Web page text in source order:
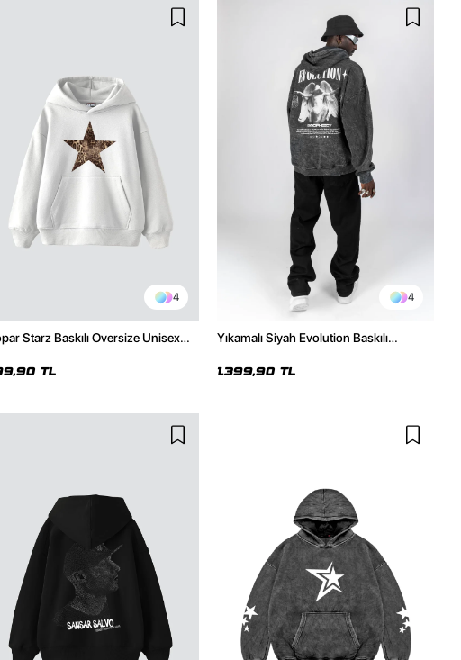
4
Starz Baskılı Oversize Unisex
TL
4
Yıkamalı Siyah Evolution Baskılı
1.399,90 TL